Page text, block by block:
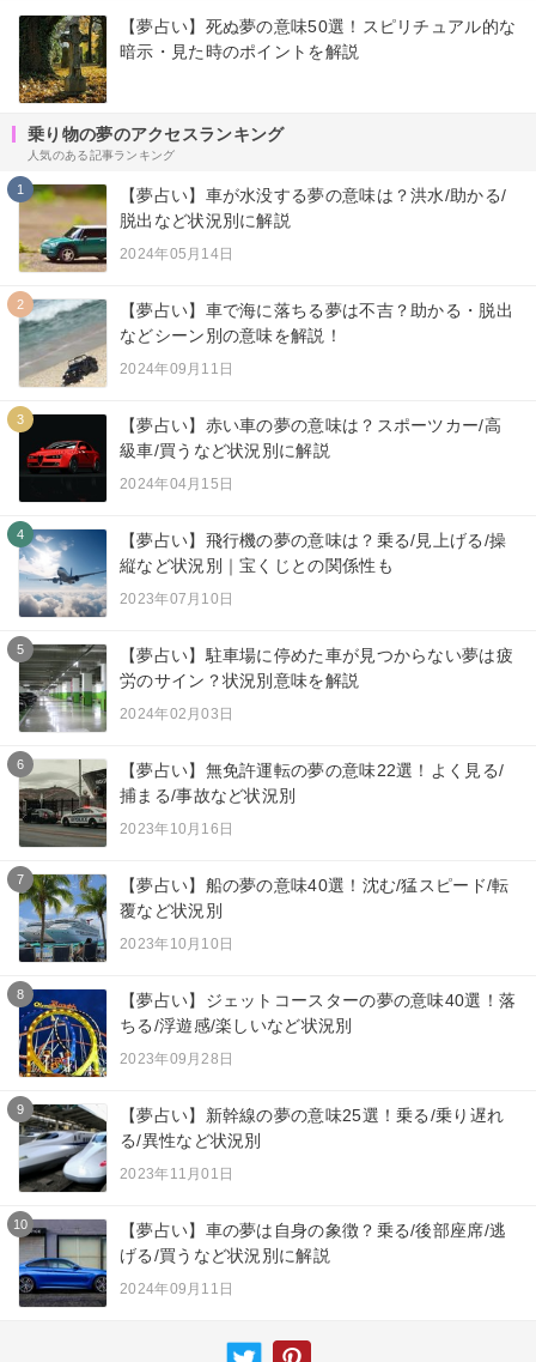
【夢占い】死ぬ夢の意味50選！スピリチュアル的な
暗示・見た時のポイントを解説
乗り物の夢のアクセスランキング
人気のある記事ランキング
1
【夢占い】車が水没する夢の意味は？洪水/助かる/
脱出など状況別に解説
2024年05月14日
2
【夢占い】車で海に落ちる夢は不吉？助かる・脱出
などシーン別の意味を解説！
2024年09月11日
3
【夢占い】赤い車の夢の意味は？スポーツカー/高
級車/買うなど状況別に解説
2024年04月15日
4
【夢占い】飛行機の夢の意味は？乗る/見上げる/操
縦など状況別｜宝くじとの関係性も
2023年07月10日
5
【夢占い】駐車場に停めた車が見つからない夢は疲
労のサイン？状況別意味を解説
2024年02月03日
6
【夢占い】無免許運転の夢の意味22選！よく見る/
捕まる/事故など状況別
2023年10月16日
7
【夢占い】船の夢の意味40選！沈む/猛スピード/転
覆など状況別
2023年10月10日
8
【夢占い】ジェットコースターの夢の意味40選！落
ちる/浮遊感/楽しいなど状況別
2023年09月28日
9
【夢占い】新幹線の夢の意味25選！乗る/乗り遅れ
る/異性など状況別
2023年11月01日
10
【夢占い】車の夢は自身の象徴？乗る/後部座席/逃
げる/買うなど状況別に解説
2024年09月11日